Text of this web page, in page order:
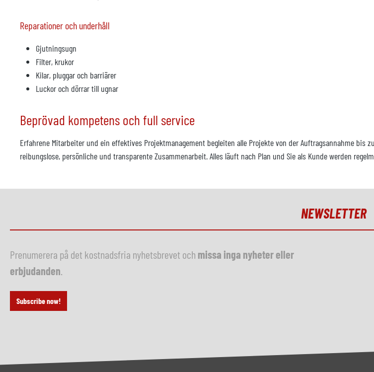
Reparationer och underhåll
Gjutningsugn
Filter, krukor
Kilar, pluggar och barriärer
Luckor och dörrar till ugnar
Beprövad kompetens och full service
Erfahrene Mitarbeiter und ein effektives Projektmanagement begleiten alle Projekte von der Auftragsannahme bis
reibungslose, persönliche und transparente Zusammenarbeit. Alles läuft nach Plan und Sie als Kunde werden
NEWSLETTER
Prenumerera på det kostnadsfria nyhetsbrevet och missa inga nyheter eller
erbjudanden
Subscribe now!